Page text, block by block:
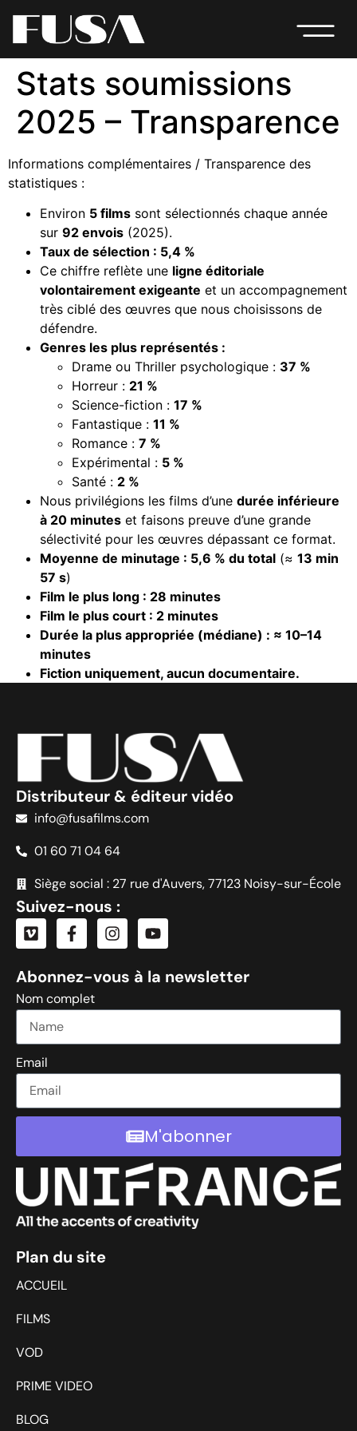
Stats soumissions
2025 – Transparence
Informations complémentaires / Transparence des
statistiques :
Environ 5 films sont sélectionnés chaque année
sur 92 envois (2025).
Taux de sélection : 5,4 %
Ce chiffre reflète une ligne éditoriale
volontairement exigeante et un accompagnement
très ciblé des œuvres que nous choisissons de
défendre.
Genres les plus représentés :
Drame ou Thriller psychologique : 37 %
Horreur : 21 %
Science-fiction : 17 %
Fantastique : 11 %
Romance : 7 %
Expérimental : 5 %
Santé : 2 %
Nous privilégions les films d’une durée inférieure
à 20 minutes et faisons preuve d’une grande
sélectivité pour les œuvres dépassant ce format.
Moyenne de minutage : 5,6 % du total (≈ 13 min
57 s)
Film le plus long : 28 minutes
Film le plus court : 2 minutes
Durée la plus appropriée (médiane) : ≈ 10–14
minutes
Fiction uniquement, aucun documentaire.
Distributeur & éditeur vidéo
info@fusafilms.com
01 60 71 04 64
Siège social : 27 rue d'Auvers, 77123 Noisy-sur-École
Suivez-nous :
Abonnez-vous à la newsletter
Nom complet
Email
M'abonner
Plan du site
ACCUEIL
FILMS
VOD
PRIME VIDEO
BLOG